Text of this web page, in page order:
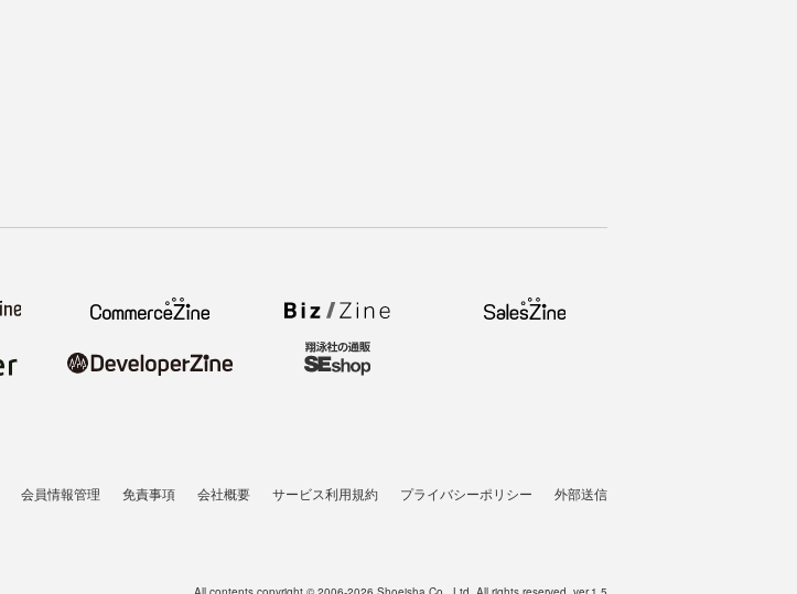
会員情報管理 免責事項 会社概要 サービス利用規約 プライバシーポリシー 外部送信